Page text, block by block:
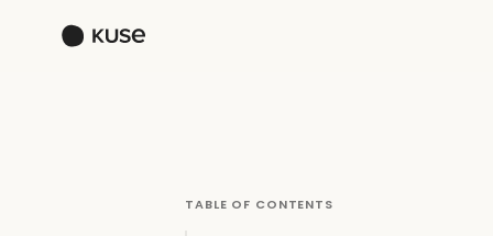
TABLE OF CONTENTS